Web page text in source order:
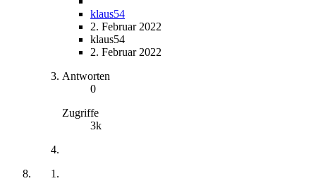
klaus54
2. Februar 2022
klaus54
2. Februar 2022
Antworten
0
Zugriffe
3k